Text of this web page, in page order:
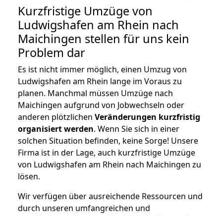
Kurzfristige Umzüge von
Ludwigshafen am Rhein nach
Maichingen stellen für uns kein
Problem dar
Es ist nicht immer möglich, einen Umzug von
Ludwigshafen am Rhein lange im Voraus zu
planen. Manchmal müssen Umzüge nach
Maichingen aufgrund von Jobwechseln oder
anderen plötzlichen Veränderungen kurzfristig
organisiert werden. Wenn Sie sich in einer
solchen Situation befinden, keine Sorge! Unsere
Firma ist in der Lage, auch kurzfristige Umzüge
von Ludwigshafen am Rhein nach Maichingen zu
lösen.
Wir verfügen über ausreichende Ressourcen und
durch unseren umfangreichen und